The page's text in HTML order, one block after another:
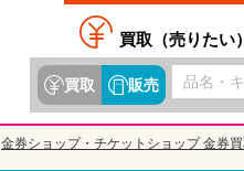
買取（売りたい）
買取 販売
金券ショップ・チケットショップ 金券